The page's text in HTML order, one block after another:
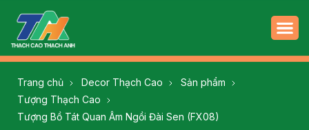
Trang chủ Decor Thạch Cao
Sản phẩm
Tượng Thạch Cao
Tượng Bồ Tát Quan Âm Ngồi Đài Sen (FX08)